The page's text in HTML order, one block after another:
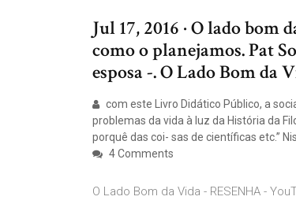
Jul 17, 2016 · O lado bom
como o planejamos. Pat
esposa -. O Lado Bom da
com este Livro Didático Público, a
problemas da vida à luz da História da
porquê das coi- sas de científicas etc.”
4 Comments
O Lado Bom da Vida - RESENHA -